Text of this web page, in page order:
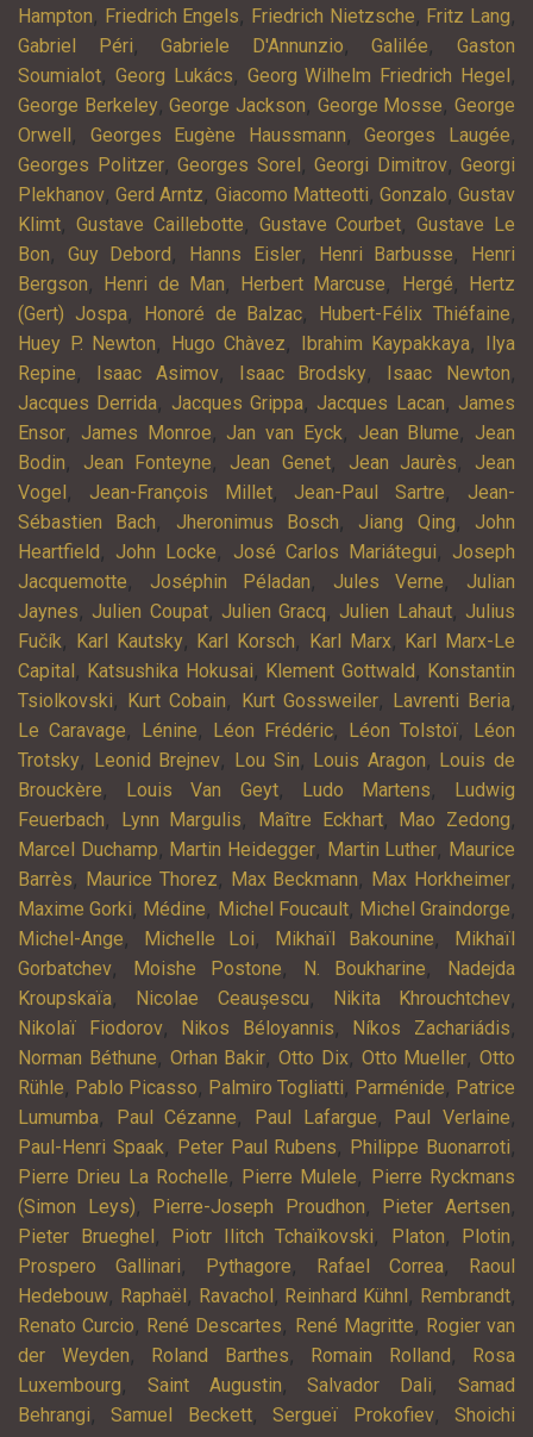
Hampton, Friedrich Engels, Friedrich Nietzsche, Fritz Lang,
Gabriel Péri,Gabriele D'Annunzio,Galilée,Gaston
Soumialot, Georg Lukács, Georg Wilhelm Friedrich Hegel ,
George Berkeley,George Jackson, George Mosse,George
Orwell , Georges Eugène Haussmann,Georges Laugée,
Georges Politzer, Georges Sorel , Georgi Dimitrov, Georgi
Plekhanov,Gerd Arntz, Giacomo Matteotti, Gonzalo,Gustav
Klimt, Gustave Caillebotte, Gustave Courbet,Gustave Le
Bon, Guy Debord , Hanns Eisler, Henri Barbusse,
Henri
Bergson, Henri de Man, Herbert Marcuse, Hergé,
Hertz
(Gert) Jospa, Honoré de Balzac, Hubert-Félix Thiéfaine,
Huey P. Newton, Hugo Chàvez, Ibrahim Kaypakkaya,
Ilya
Repine, Isaac Asimov, Isaac Brodsky, Isaac Newton,
Jacques Derrida, Jacques Grippa, Jacques Lacan, James
Ensor, James Monroe, Jan van Eyck, Jean Blume, Jean
Bodin, Jean Fonteyne, Jean Genet, Jean Jaurès, Jean
Vogel , Jean-François Millet, Jean-Paul Sartre, Jean-
Sébastien Bach, Jheronimus Bosch, Jiang Qing, John
Heartfield , John Locke, José Carlos Mariátegui, Joseph
Jacquemotte, Joséphin Péladan, Jules Verne, Julian
Jaynes, Julien Coupat, Julien Gracq, Julien Lahaut, Julius
Fučík, Karl Kautsky, Karl Korsch, Karl Marx, Karl Marx-Le
Capital , Katsushika Hokusai, Klement Gottwald , Konstantin
Tsiolkovski, Kurt Cobain, Kurt Gossweiler, Lavrenti Beria,
Le Caravage, Lénine, Léon Frédéric, Léon Tolstoï,
Léon
Trotsky, Leonid Brejnev, Lou Sin, Louis Aragon, Louis de
Brouckère, Louis Van Geyt, Ludo Martens,
Ludwig
Feuerbach, Lynn Margulis, Maître Eckhart, Mao Zedong,
Marcel Duchamp, Martin Heidegger, Martin Luther, Maurice
Barrès, Maurice Thorez, Max Beckmann, Max Horkheimer,
Maxime Gorki, Médine, Michel Foucault, Michel Graindorge,
Michel-Ange, Michelle Loi, Mikhaïl Bakounine,
Mikhaïl
Gorbatchev, Moishe Postone, N. Boukharine,
Nadejda
Kroupskaïa, Nicolae Ceaușescu, Nikita Khrouchtchev,
Nikolaï Fiodorov, Nikos Béloyannis, Níkos Zachariádis,
Norman Béthune, Orhan Bakir, Otto Dix, Otto Mueller, Otto
Rühle, Pablo Picasso, Palmiro Togliatti, Parménide, Patrice
Lumumba, Paul Cézanne, Paul Lafargue, Paul Verlaine,
Paul-Henri Spaak, Peter Paul Rubens, Philippe Buonarroti,
Pierre Drieu La Rochelle, Pierre Mulele,
Pierre Ryckmans
(Simon Leys), Pierre-Joseph Proudhon, Pieter Aertsen,
Pieter Brueghel , Piotr Ilitch Tchaïkovski, Platon, Plotin,
Prospero Gallinari, Pythagore, Rafael Correa,
Raoul
Hedebouw, Raphaël , Ravachol , Reinhard Kühnl , Rembrandt,
Renato Curcio, René Descartes, René Magritte, Rogier van
der Weyden, Roland Barthes, Romain Rolland ,
Rosa
Luxembourg, Saint Augustin,Salvador Dali,Samad
Behrangi,Samuel Beckett,Sergueï Prokofiev,Shoichi